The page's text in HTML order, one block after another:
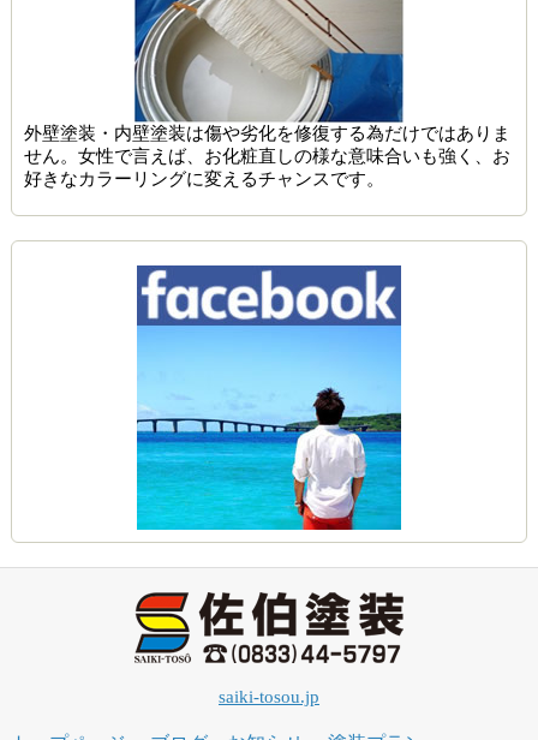
外壁塗装・内壁塗装は傷や劣化を修復する為だけではありま
せん。女性で言えば、お化粧直しの様な意味合いも強く、お
好きなカラーリングに変えるチャンスです。
saiki-tosou.jp